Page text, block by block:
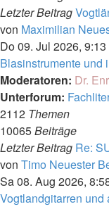
Letzter Beitrag
von Maximilian
Do 09. Jul 2026, 9:13
Blasinstrumente und
Moderatoren: Dr.
Unterforum:
2112 Themen
10065Beiträge
Letzter Beitrag Re:
von Timo Neuester
Sa 08. Aug 2026,
Vogtlandgitarren und